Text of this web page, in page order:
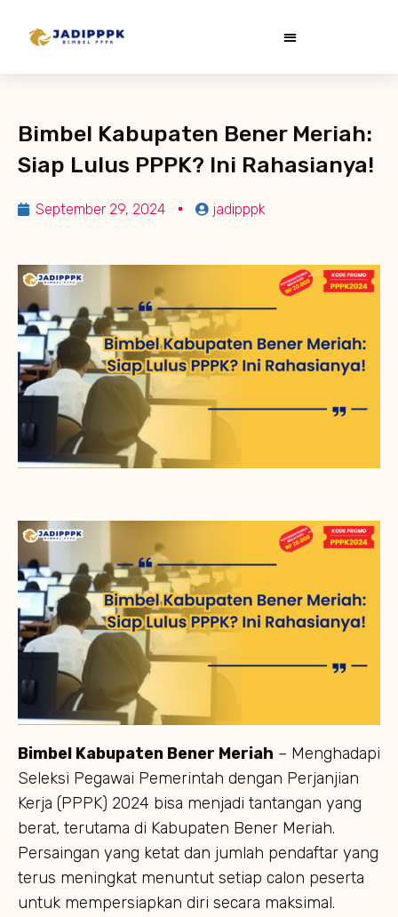
Bimbel Kabupaten Bener Meriah:
Siap Lulus PPPK? Ini Rahasianya!
September 29, 2024 jadipppk
Bimbel Kabupaten Bener Meriah – Menghadapi
Seleksi Pegawai Pemerintah dengan Perjanjian
Kerja (PPPK) 2024 bisa menjadi tantangan yang
berat, terutama di Kabupaten Bener Meriah.
Persaingan yang ketat dan jumlah pendaftar yang
terus meningkat menuntut setiap calon peserta
untuk mempersiapkan diri secara maksimal.